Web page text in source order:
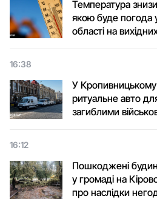
Температура
якою буде погода
області на
16:38
У
ритуальне авто
загиблими
16:12
Пошкоджені
у громаді на
про наслідки